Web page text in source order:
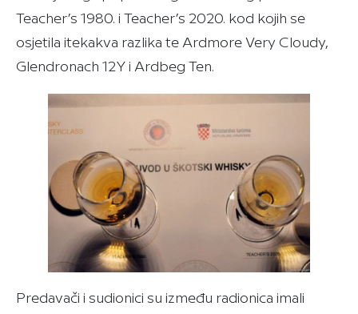
Teacher’s 1980. i Teacher’s 2020. kod kojih se
osjetila itekakva razlika te Ardmore Very Cloudy,
Glendronach 12Y i Ardbeg Ten.
Predavači i sudionici su između radionica imali